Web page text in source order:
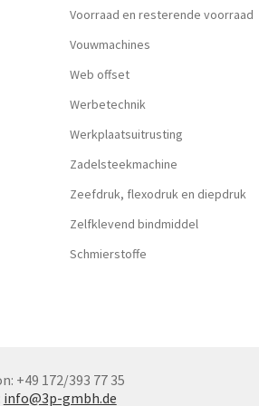
Voorraad en resterende voorraad
Vouwmachines
Web offset
Werbetechnik
Werkplaatsuitrusting
Zadelsteekmachine
Zeefdruk, flexodruk en diepdruk
Zelfklevend bindmiddel
Schmierstoffe
+49 172/393 77 35
info@3p-gmbh.de